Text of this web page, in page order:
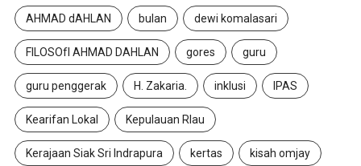
AHMAD dAHLAN bulan dewi komalasari
FILOSOfI AHMAD DAHLAN gores guru
guru penggerak H. Zakaria. inklusi IPAS
Kearifan Lokal Kepulauan RIau
Kerajaan Siak Sri Indrapura kertas kisah omjay